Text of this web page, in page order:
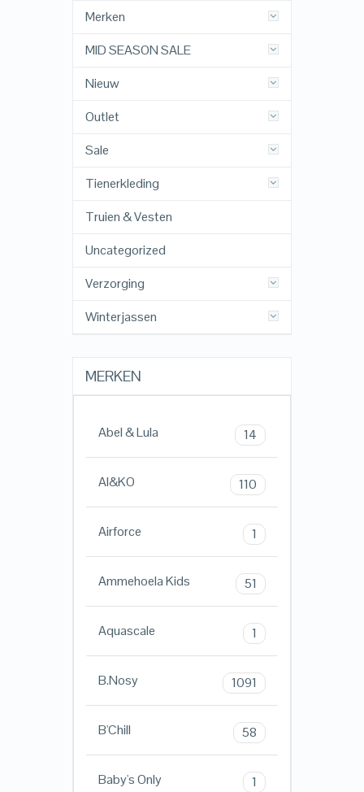
Merken
MID SEASON SALE
Nieuw
Outlet
Sale
Tienerkleding
Truien & Vesten
Uncategorized
Verzorging
Winterjassen
MERKEN
Abel & Lula 14
AI&KO 110
Airforce 1
Ammehoela Kids 51
Aquascale 1
B.Nosy 1091
B'Chill 58
Baby's Only 1